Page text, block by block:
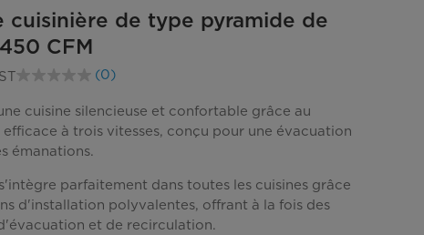
cuisinière de type pyramide de
CFM
Aucune
pour
ce
produit.
la
même
page.
(0)
cuisine silencieuse et confortable grâce au
à trois vitesses, conçu pour une évacuation
émanations.
parfaitement dans toutes les cuisines grâce
d'installation polyvalentes, offrant à la fois des
et de recirculation.